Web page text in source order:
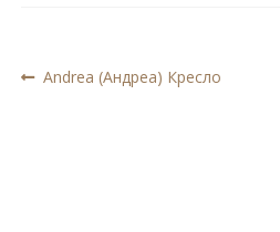
Навигация
Предыдущая
Andrea (Андреа) Кресло